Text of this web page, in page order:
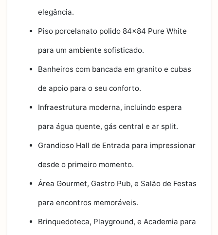
elegância.
Piso porcelanato polido 84x84 Pure White
para um ambiente sofisticado.
Banheiros com bancada em granito e cubas
de apoio para o seu conforto.
Infraestrutura moderna, incluindo espera
para água quente, gás central e ar split.
Grandioso Hall de Entrada para impressionar
desde o primeiro momento.
Área Gourmet, Gastro Pub, e Salão de Festas
para encontros memoráveis.
Brinquedoteca, Playground, e Academia para